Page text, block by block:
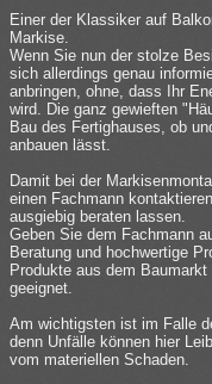
Einer der Klassiker auf
Markise.
Wenn Sie nun der stolze
sich allerdings genau
anbringen, ohne, dass Ihr
wird. Die ganz gewieften
Bau des Fertighauses, ob
anbauen lässt.
Damit bei der
einen Fachmann
ausgiebig beraten lassen.
Geben Sie dem Fachmann
Beratung und hochwertige
Produkte aus dem
geeignet.
Am wichtigsten ist im Falle
denn Unfälle können hier
vom materiellen Schaden.